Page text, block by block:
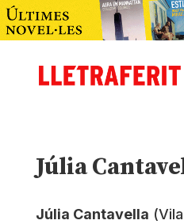
Júlia
Júlia Cantavella